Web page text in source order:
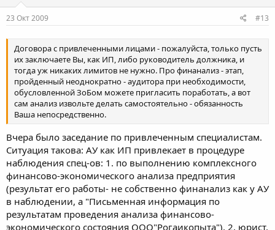
23 Окт 2009 #13
Договора с привлеченными лицами - пожалуйста, только пусть
их заключаете Вы, как ИП, либо руководитель должника, и
тогда уж никаких лимитов не нужно. Про финанализ - этап,
пройденный неоднократно - аудитора при необходимости,
обусловленной ЗоБом можете пригласить поработать, а вот
сам анализ извольте делать самостоятельно - обязанность
Ваша непосредственно.
Вчера было заседание по привлеченным специалистам.
Ситуация такова: АУ как ИП привлекает в процедуре
наблюдения спец-ов: 1. по выполнению комплексного
финансово-экономического анализа предприятия
(результат его работы- не собственно финанализ как у АУ
в наблюдении, а "Письменная информация по
результатам проведения анализа финансово-
экономического состояния ООО"Рогаикопыта"), 2. юрист,